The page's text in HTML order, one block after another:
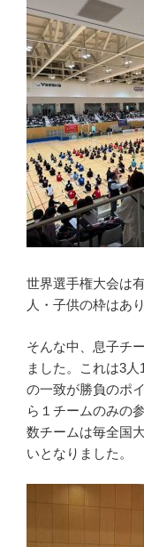
世界選手権大会は
人・子供の枠はあ
そんな中、息子チ
ました。これは3
の一致が勝負のポ
ら１チームのみの
数チームは毎全国
いとなりました。